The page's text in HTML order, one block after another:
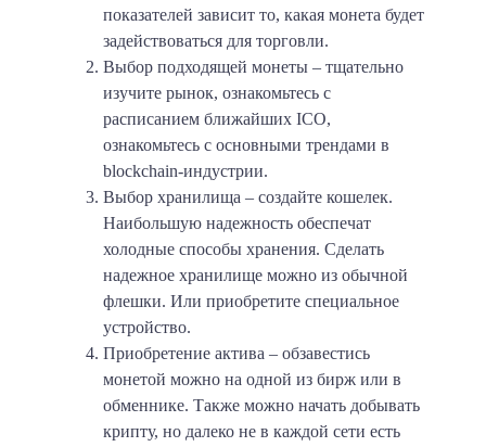
показателей зависит то, какая монета будет
задействоваться для торговли.
Выбор подходящей монеты – тщательно
изучите рынок, ознакомьтесь с
расписанием ближайших ICO,
ознакомьтесь с основными трендами в
blockchain-индустрии.
Выбор хранилища – создайте кошелек.
Наибольшую надежность обеспечат
холодные способы хранения. Сделать
надежное хранилище можно из обычной
флешки. Или приобретите специальное
устройство.
Приобретение актива – обзавестись
монетой можно на одной из бирж или в
обменнике. Также можно начать добывать
крипту, но далеко не в каждой сети есть